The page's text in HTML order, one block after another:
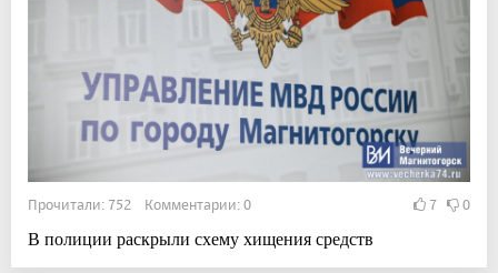
Прочитали: 752 Комментарии: 0 7 0
В полиции раскрыли схему хищения средств